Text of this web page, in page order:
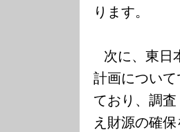
ります。
次に、東日
計画につい
ており、調
え財源の確